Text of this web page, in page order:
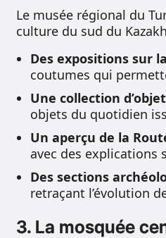
Le musée régional du
culture du sud du
Des expositions sur
coutumes qui
Une collection
objets du quotidien
Un aperçu de la
avec des explications
Des sections
retraçant l’évolution
3. La mosquée